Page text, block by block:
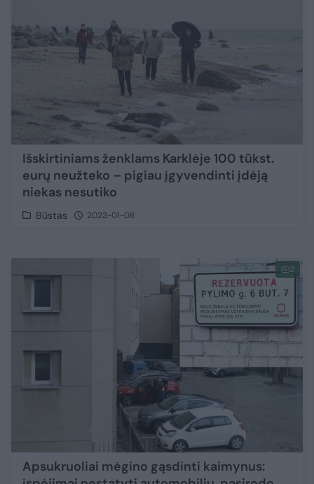
Išskirtiniams ženklams Karklėje 100 tūkst.
eurų neužteko – pigiau įgyvendinti įdėją
niekas nesutiko
Būstas 2023-01-08
2
Apsukruoliai mėgino gąsdinti kaimynus: